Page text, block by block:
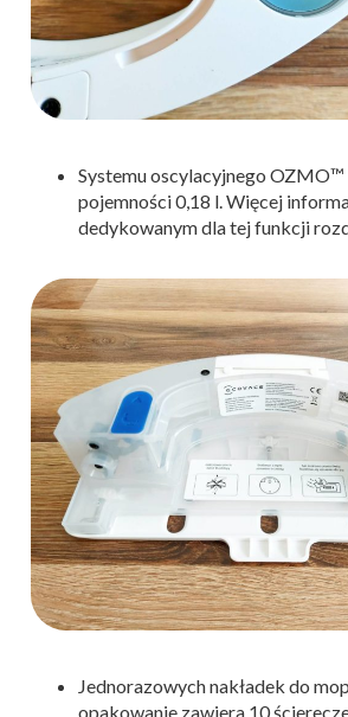
Systemu oscylacyjnego OZMO™
pojemności 0,18 l. Więcej
dedykowanym dla tej funkcji
Jednorazowych nakładek do
opakowanie zawiera 10